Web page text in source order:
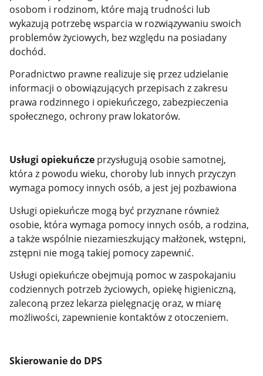
osobom i rodzinom, które mają trudności lub
wykazują potrzebę wsparcia w rozwiązywaniu swoich
problemów życiowych, bez względu na posiadany
dochód.
Poradnictwo prawne realizuje się przez udzielanie
informacji o obowiązujących przepisach z zakresu
prawa rodzinnego i opiekuńczego, zabezpieczenia
społecznego, ochrony praw lokatorów.
Usługi opiekuńczeprzysługują osobie samotnej,
która z powodu wieku, choroby lub innych przyczyn
wymaga pomocy innych osób, a jest jej pozbawiona
Usługi opiekuńcze mogą być przyznane również
osobie, która wymaga pomocy innych osób, a rodzina,
a także wspólnie niezamieszkujący małżonek, wstępni,
zstępni nie mogą takiej pomocy zapewnić.
Usługi opiekuńcze obejmują pomoc w zaspokajaniu
codziennych potrzeb życiowych, opiekę higieniczną,
zaleconą przez lekarza pielęgnację oraz, w miarę
możliwości, zapewnienie kontaktów z otoczeniem.
Skierowanie do DPS